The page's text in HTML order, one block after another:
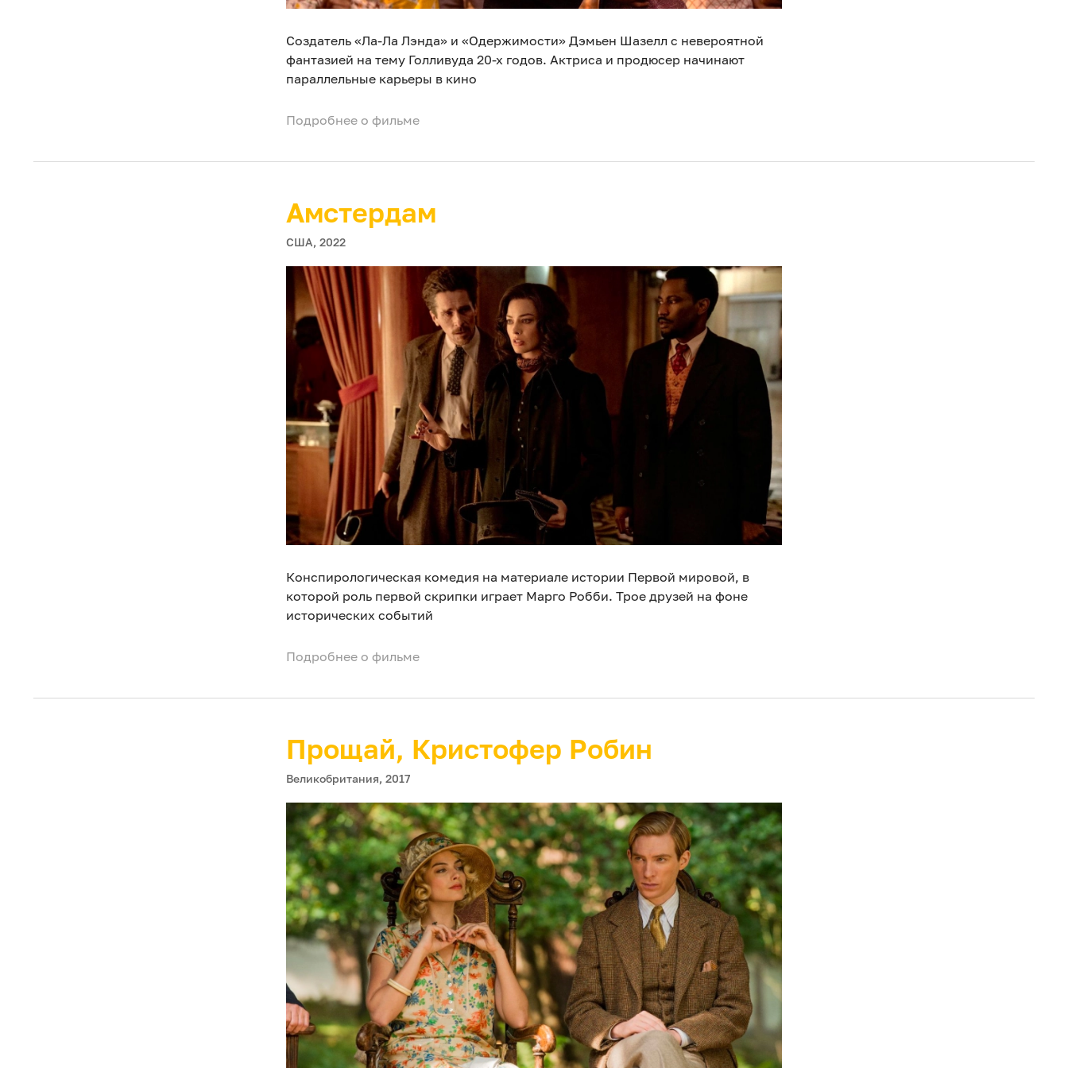
Создатель «Ла-Ла Лэнда» и «Одержимости» Дэмьен Шазелл с невероятной
фантазией на тему Голливуда 20-х годов. Актриса и продюсер начинают
параллельные карьеры в кино
Подробнее о фильме
Амстердам
США, 2022
Конспирологическая комедия на материале истории Первой мировой, в
которой роль первой скрипки играет Марго Робби. Трое друзей на фоне
исторических событий
Подробнее о фильме
Прощай, Кристофер Робин
Великобритания, 2017